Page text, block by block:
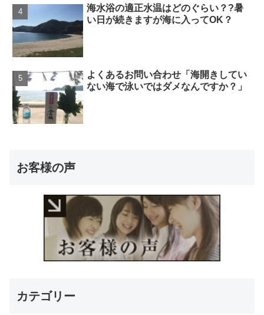
海水浴の適正水温はどのぐらい？?暑
い日が続きますが海に入ってOK？
よくあるお問い合わせ「海開きしてい
ない海で泳いではダメなんですか？」
お客様の声
カテゴリー